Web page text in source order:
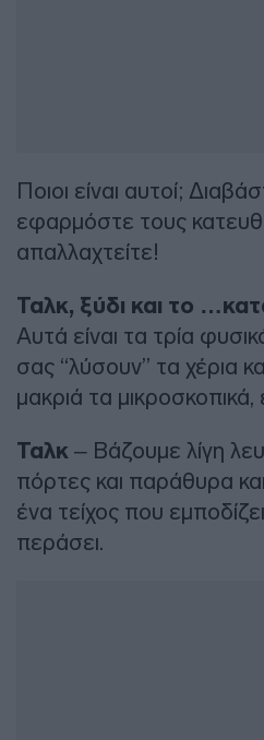
Ποιοι είναι αυτοί;
εφαρμόστε τους
απαλλαχτείτε!
Ταλκ, ξύδι και το
Αυτά είναι τα τρία
σας “λύσουν” τα χέρια
μακριά τα μικροσκοπικά,
Ταλκ – Βάζουμε λίγη
πόρτες και παράθυρα
ένα τείχος που
περάσει.